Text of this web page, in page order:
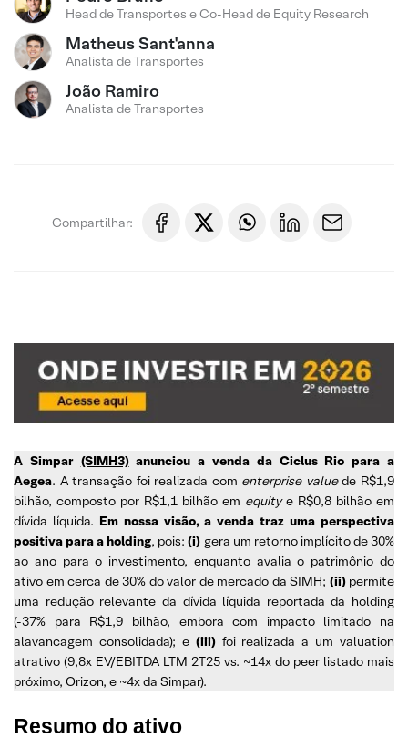
Head de Transportes e Co-Head de Equity Research
Matheus Sant'anna
Analista de Transportes
João Ramiro
Analista de Transportes
Compartilhar:
A Simpar (SIMH3) anunciou a venda da Ciclus Rio para a
Aegea. A transação foi realizada com enterprise valuede R$1,9
bilhão, composto por R$1,1 bilhão em equitye R$0,8 bilhão em
dívida líquida. Em nossa visão, a venda traz uma perspectiva
positiva para a holding, pois:(i) gera um retorno implícito de 30%
ao ano para o investimento, enquanto avalia o patrimônio do
ativo em cerca de 30% do valor de mercado da SIMH; (ii)permite
uma redução relevante da dívida líquida reportada da holding
(-37% para R$1,9 bilhão, embora com impacto limitado na
alavancagem consolidada); e (iii)foi realizada a um valuation
atrativo (9,8x EV/EBITDA LTM 2T25 vs. ~14x do peer listado mais
próximo, Orizon, e ~4x da Simpar).
Resumo do ativo